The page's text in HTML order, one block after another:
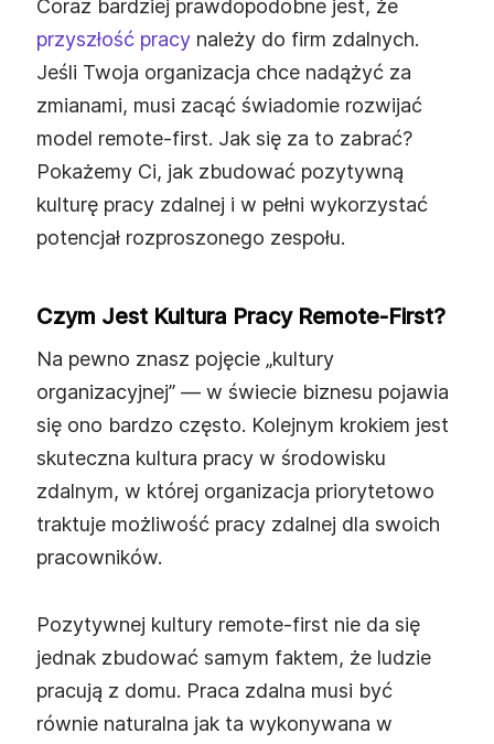
Coraz bardziej prawdopodobne jest, że
przyszłość pracy należy do firm zdalnych.
Jeśli Twoja organizacja chce nadążyć za
zmianami, musi zacąć świadomie rozwijać
model remote‑first. Jak się za to zabrać?
Pokażemy Ci, jak zbudować pozytywną
kulturę pracy zdalnej i w pełni wykorzystać
potencjał rozproszonego zespołu.
Czym Jest Kultura Pracy Remote‑first?
Na pewno znasz pojęcie „kultury
organizacyjnej” — w świecie biznesu pojawia
się ono bardzo często. Kolejnym krokiem jest
skuteczna kultura pracy w środowisku
zdalnym, w której organizacja priorytetowo
traktuje możliwość pracy zdalnej dla swoich
pracowników.
Pozytywnej kultury remote‑first nie da się
jednak zbudować samym faktem, że ludzie
pracują z domu. Praca zdalna musi być
równie naturalna jak ta wykonywana w